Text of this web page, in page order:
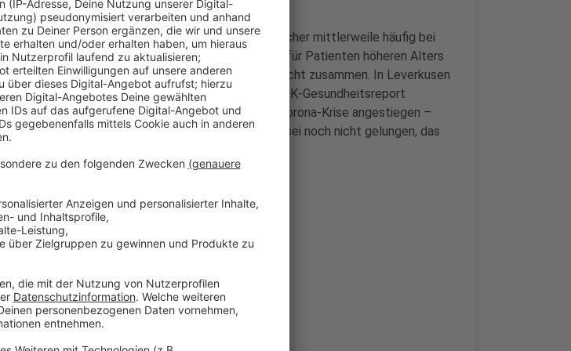
vom Typ 2 tritt laut dem Leverkusener Ärztesprecher mittlerweile häufig bei
auf – obwohl diese Variante eigentlich typisch für Patienten höheren Alters
die Diabetes-Typ-2-Erkrankung oft mit Übergewicht zusammen. In Leverkusen
Kind stark übergewichtig, das hatte zuletzt der AOK-Gesundheitsreport
sagt, diese Zahl sei vor allem in der Corona-Krise angestiegen –
Sport- und Freizeitmöglichkeiten für Kinder. Es sei noch nicht gelungen, das
aus Leverkusen
für Schule an der Wupper in Leverkusen
Gastronomiebetriebe in Leverkusen